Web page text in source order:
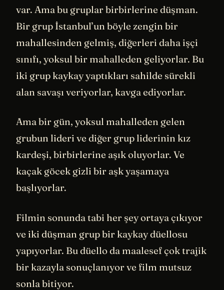
var. Ama bu gruplar birbirlerine düşman.
Bir grup İstanbul’un böyle zengin bir
mahallesinden gelmiş, diğerleri daha işçi
sınıfı, yoksul bir mahalleden geliyorlar. Bu
iki grup kaykay yaptıkları sahilde sürekli
alan savaşı veriyorlar, kavga ediyorlar.
Ama bir gün, yoksul mahalleden gelen
grubun lideri ve diğer grup liderinin kız
kardeşi, birbirlerine aşık oluyorlar. Ve
kaçak göcek gizli bir aşk yaşamaya
başlıyorlar.
Filmin sonunda tabi her şey ortaya çıkıyor
ve iki düşman grup bir kaykay düellosu
yapıyorlar. Bu düello da maalesef çok trajik
bir kazayla sonuçlanıyor ve film mutsuz
sonla bitiyor.